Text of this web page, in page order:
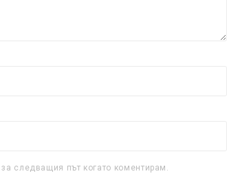
следващия път когато коментирам.